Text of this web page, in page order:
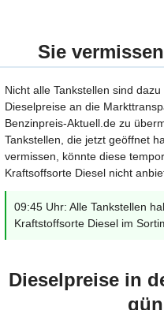
Sie
Nicht alle Tankstellen sind
Dieselpreise an die
Benzinpreis-Aktuell.de zu
Tankstellen, die jetzt geöffnet
vermissen, könnte diese
Kraftsoffsorte Diesel nicht
09:45 Uhr: Alle Tankstellen
Kraftstoffsorte Diesel im
Dieselpreise in